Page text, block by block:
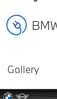
Gallery